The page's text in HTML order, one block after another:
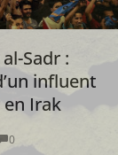
Sadr :
influent
Irak
0